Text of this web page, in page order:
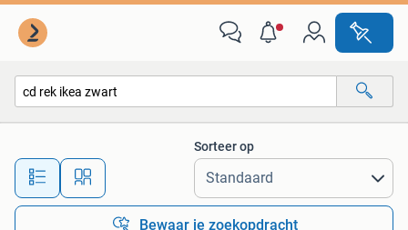
Alle afstanden…
Sorteer op
Bewaar je zoekopdracht